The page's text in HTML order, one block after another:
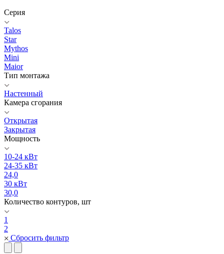
Серия
Talos
Star
Mythos
Mini
Maior
Тип монтажа
Настенный
Камера сгорания
Открытая
Закрытая
Мощность
10-24 кВт
24-35 кВт
24,0
30 кВт
30,0
Количество контуров, шт
1
2
Сбросить фильтр